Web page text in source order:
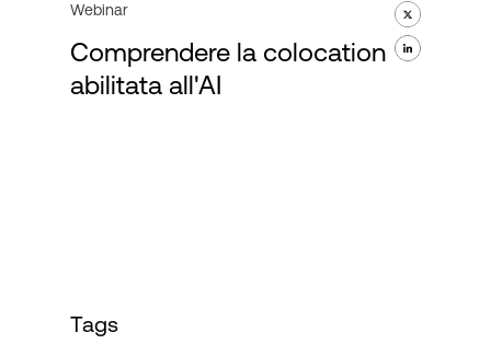
Competenze e Risorse
Webinar
Comprendere la colocation
abilitata all'AI
Tags